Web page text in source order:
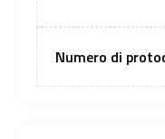
Numero di